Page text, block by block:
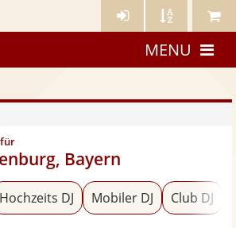
Künstler- Künstler Meine
MENU
für
Bayern
Künstler»
Hochzeits DJ Mobiler DJ Club DJ